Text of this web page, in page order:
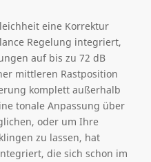
eine Korrektur
Regelung integriert,
auf bis zu 72 dB
mittleren Rastposition
komplett außerhalb
tonale Anpassung über
oder um Ihre
zu lassen, hat
die sich schon im